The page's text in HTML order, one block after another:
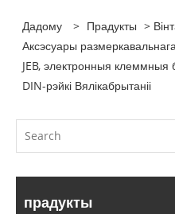
Дадому > Прадукты >
Аксэсуары
JEB, электронныя
DIN-рэйкі Вялікабрытаніі
прадукты